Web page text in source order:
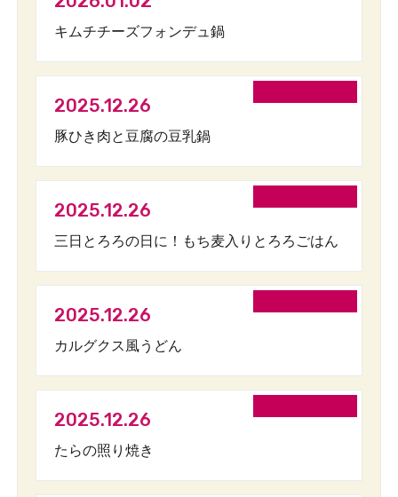
キムチチーズフォンデュ鍋
2025.12.26
豚ひき肉と豆腐の豆乳鍋
2025.12.26
三日とろろの日に！もち麦入りとろろごはん
2025.12.26
カルグクス風うどん
2025.12.26
たらの照り焼き